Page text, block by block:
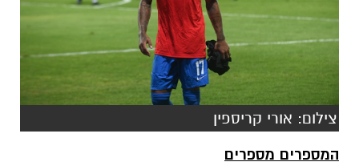
צילום: אורי קריספין
המספרים מספרים